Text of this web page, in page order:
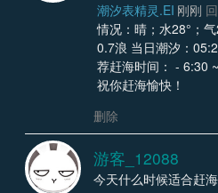
潮汐表精灵.EI 刚刚
情况：晴；水28°；
0.7浪 当日潮汐：
荐赶海时间： - 6:30
祝你赶海愉快！
删除
游客_12088
今天什么时候适合赶海